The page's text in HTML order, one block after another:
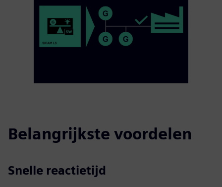
Belangrijkste voordelen
Snelle reactietijd